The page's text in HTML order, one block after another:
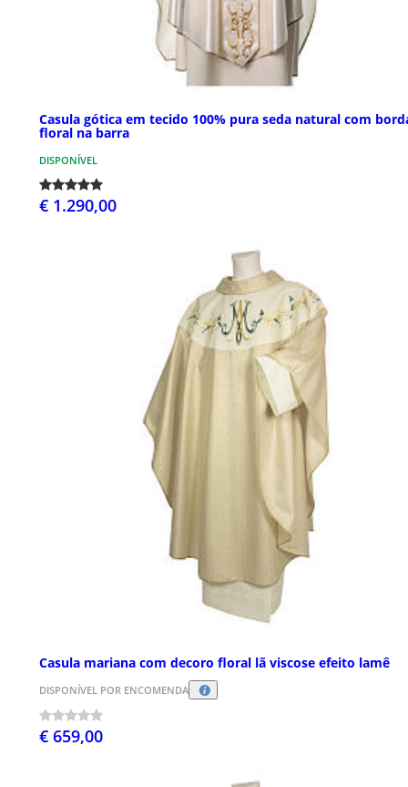
Casula gótica em tecido 100% pura seda natural com
floral na barra
DISPONÍVEL
€ 1.290,00
Casula mariana com decoro floral lã viscose efeito lamê
DISPONÍVEL POR ENCOMENDA
€ 659,00